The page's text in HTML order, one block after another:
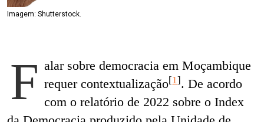
Imagem: Shutterstock.
F alar sobre democracia em Moçambique
requer contextualização[1]. De acordo
com o relatório de 2022 sobre o Index